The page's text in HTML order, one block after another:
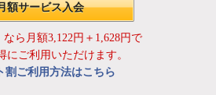
額サービス入会
なら月額3,122円＋1,628円で
にご利用いただけます。
割ご利用方法はこちら